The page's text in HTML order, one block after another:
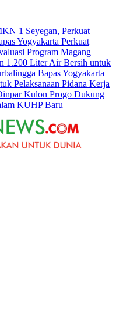
1 Seyegan, Perkuat
Yogyakarta Perkuat
Program Magang
1.200 Liter Air Bersih untuk
Bapas Yogyakarta
Pelaksanaan Pidana Kerja
Kulon Progo Dukung
KUHP Baru